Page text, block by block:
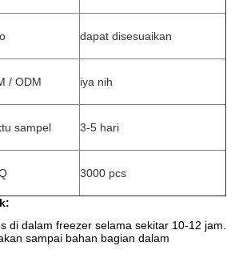
dapat disesuaikan
/ ODM iya nih
sampel 3-5 hari
3000 pcs
di dalam freezer selama sekitar 10-12 jam.
sampai bahan bagian dalam